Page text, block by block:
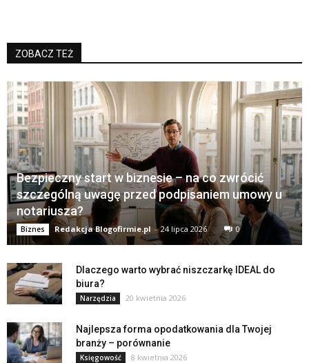
ZOBACZ TEŻ
Bezpieczny start w biznesie – na co zwrócić
szczególną uwagę przed podpisaniem umowy u
notariusza?
Biznes Redakcja Blogofirmie.pl - 24 lipca 2026 0
Dlaczego warto wybrać niszczarkę IDEAL do
biura?
Narzędzia 20 kwietnia 2026
Najlepsza forma opodatkowania dla Twojej
branży – porównanie
Księgowość 8 kwietnia 2026